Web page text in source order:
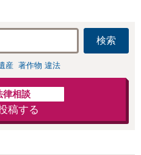
検索
産 著作物 違法
律相談
稿する